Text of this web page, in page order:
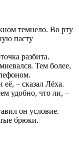
темнело. Во рту
пасту
разбита.
Тем более,
– сказал Лёха.
удобно, что ли, –
он условие.
брюки.